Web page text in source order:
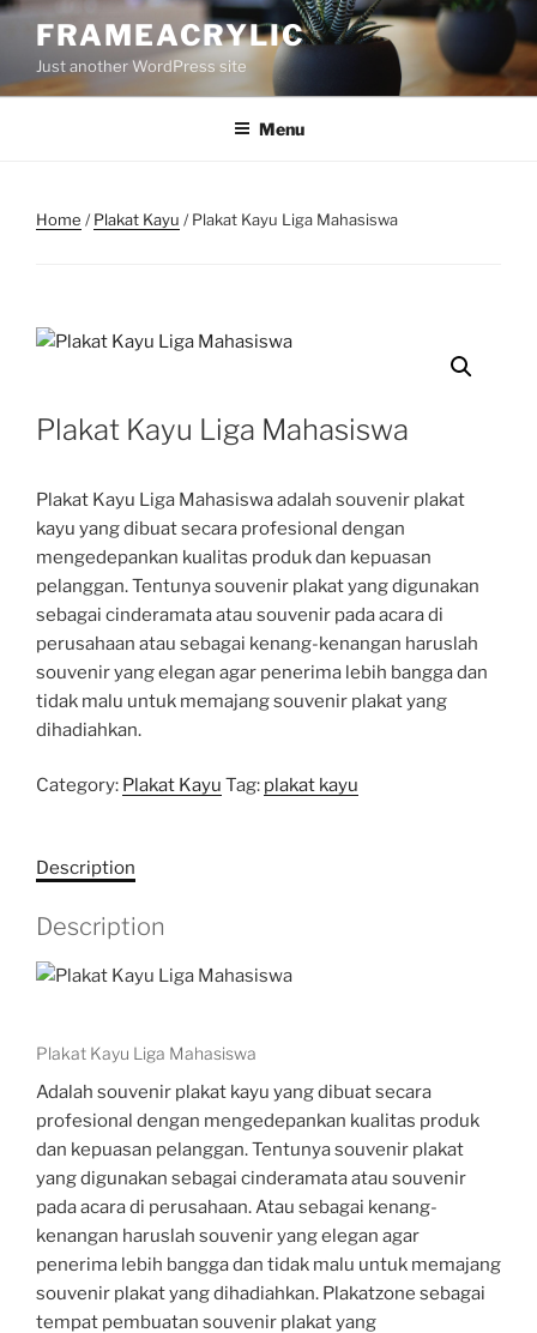
Skip
content
FRAMEACRYLIC
Just another WordPress site
Menu
Home /Plakat Kayu / Plakat Kayu Liga Mahasiswa
Plakat Kayu Liga Mahasiswa
Plakat Kayu Liga Mahasiswa adalah souvenir plakat
kayu yang dibuat secara profesional dengan
mengedepankan kualitas produk dan kepuasan
pelanggan. Tentunya souvenir plakat yang digunakan
sebagai cinderamata atau souvenir pada acara di
perusahaan atau sebagai kenang-kenangan haruslah
souvenir yang elegan agar penerima lebih bangga dan
tidak malu untuk memajang souvenir plakat yang
dihadiahkan.
Category: Plakat Kayu Tag: plakat kayu
Description
Description
Plakat Kayu Liga Mahasiswa
Adalah souvenir plakat kayu yang dibuat secara
profesional dengan mengedepankan kualitas produk
dan kepuasan pelanggan. Tentunya souvenir plakat
yang digunakan sebagai cinderamata atau souvenir
pada acara di perusahaan. Atau sebagai kenang-
kenangan haruslah souvenir yang elegan agar
penerima lebih bangga dan tidak malu untuk memajang
souvenir plakat yang dihadiahkan. Plakatzone sebagai
tempat pembuatan souvenir plakat yang